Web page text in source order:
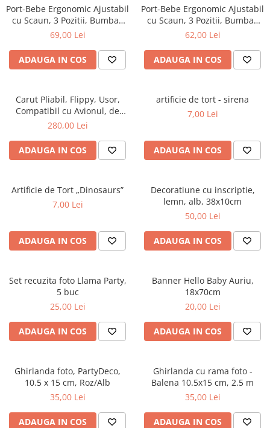
Seturi de artificii
Stroboscoape
Torte de stadion
Vulcani electrici
Kendama Special
Kendama Super Sticky
Kendama Super Sticky Big Cup V2
Kendama Zen V3 Cupe Mari
Petreceri Animale
Petreceri Sportive
Port-Bebe Ergonomic Ajustabil
cu Scaun, 3 Pozitii, Bumbac
Respirabil, pentru Copii 0-3
cm, Bej
69,00 Lei
ADAUGA IN COS
Port-Bebe Ergonomic Ajustabil
cu Scaun, 3 Pozitii, Bumbac
Respirabil, pentru Copii 0-3
cm, Gri
62,00 Lei
ADAUGA IN COS
Carut Pliabil, Flippy, Usor,
Compatibil cu Avionul, de
Plimbat/Dormit, Parasolar,
Masa, 93 x 70 x 40 cm, Negru
280,00 Lei
ADAUGA IN COS
artificie de tort - sirena
7,00 Lei
ADAUGA IN COS
Artificie de Tort „Dinosaurs”
7,00 Lei
ADAUGA IN COS
Decoratiune cu inscriptie,
lemn, alb, 38x10cm
50,00 Lei
ADAUGA IN COS
Set recuzita foto Llama Party,
5 buc
25,00 Lei
ADAUGA IN COS
Banner Hello Baby Auriu,
18x70cm
20,00 Lei
ADAUGA IN COS
Ghirlanda foto, PartyDeco,
10.5 x 15 cm, Roz/Alb
35,00 Lei
ADAUGA IN COS
Ghirlanda cu rama foto -
Balena 10.5x15 cm, 2.5 m
35,00 Lei
ADAUGA IN COS